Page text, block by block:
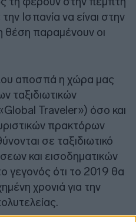
Ισπανία να είναι στην
παραμένουν οι
που αποσπά η χώρα μας
ταξιδιωτικών
Traveler») όσο και
πρακτόρων
σε ταξιδιωτικό
και εισοδηματικών
γεγονός ότι το 2019 θα
χρονιά για την